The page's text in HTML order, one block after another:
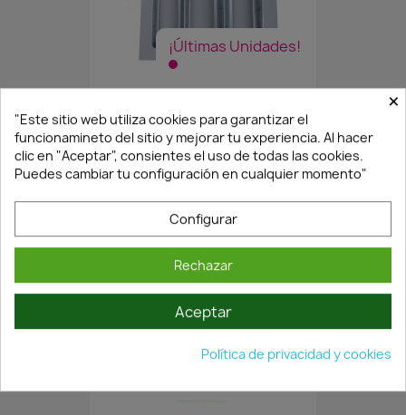
¡Últimas Unidades!
CUBERTERO MODULAR GRIS...
17,91 €12,54 €
En Stock·Envío 24/48h
×
"Este sitio web utiliza cookies para garantizar el
funcionamineto del sitio y mejorar tu experiencia. Al hacer
clic en "Aceptar", consientes el uso de todas las cookies.
Puedes cambiar tu configuración en cualquier momento"
Configurar
Rechazar
Aceptar
Política de privacidad y cookies